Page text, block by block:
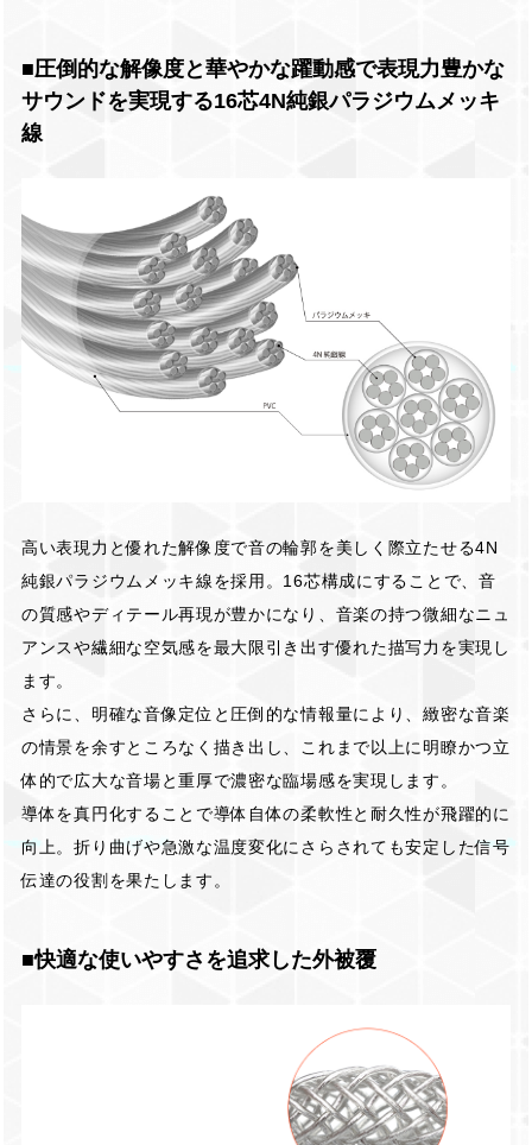
■圧倒的な解像度と華やかな躍動感で表現力豊かな
サウンドを実現する16芯4N純銀パラジウムメッキ
線
高い表現力と優れた解像度で音の輪郭を美しく際立たせる4N
純銀パラジウムメッキ線を採用。16芯構成にすることで、音
の質感やディテール再現が豊かになり、音楽の持つ微細なニュ
アンスや繊細な空気感を最大限引き出す優れた描写力を実現し
ます。
さらに、明確な音像定位と圧倒的な情報量により、緻密な音楽
の情景を余すところなく描き出し、これまで以上に明瞭かつ立
体的で広大な音場と重厚で濃密な臨場感を実現します。
導体を真円化することで導体自体の柔軟性と耐久性が飛躍的に
向上。折り曲げや急激な温度変化にさらされても安定した信号
伝達の役割を果たします。
■快適な使いやすさを追求した外被覆